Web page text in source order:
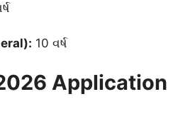
10 વર્ષ
Application